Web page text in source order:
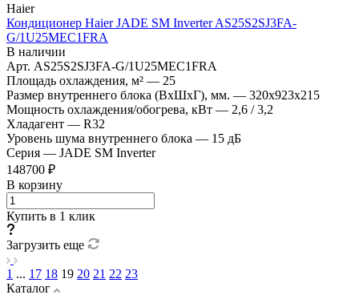
Haier
Кондиционер Haier JADE SM Inverter AS25S2SJ3FA-
G/1U25MEC1FRA
В наличии
Арт. AS25S2SJ3FA-G/1U25MEC1FRA
Площадь охлаждения, м² — 25
Размер внутреннего блока (ВхШхГ), мм. — 320х923х215
Мощность охлаждения/обогрева, кВт — 2,6 / 3,2
Хладагент — R32
Уровень шума внутреннего блока — 15 дБ
Серия — JADE SM Inverter
148700 ₽
В корзину
Купить в 1 клик
Загрузить еще
1 ... 17 18 19 20 21 22 23
Каталог